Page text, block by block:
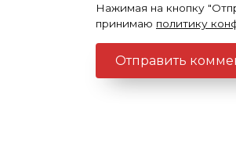
Нажимая на кнопку
принимаю политику